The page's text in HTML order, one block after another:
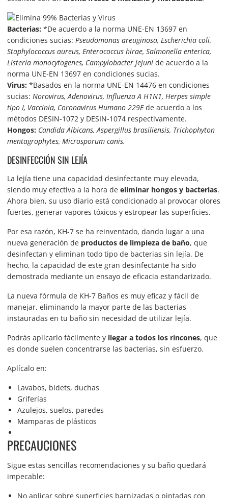
Bacterias: *De acuerdo a la norma UNE-EN 13697 en
condiciones sucias: Pseudomonas areuginosa, Escherichia coli,
Staphylococcus aureus, Enterococcus hirae, Salmonella enterica,
Listeria monocytogenes, Campylobacter jejunide acuerdo a la
norma UNE-EN 13697 en condiciones sucias.
Virus: *Basados en la norma UNE-EN 14476 en condiciones
sucias: Norovirus, Adenovirus, Influenza A H1N1, Herpes simple
tipo I, Vaccinia, Coronavirus Humano 229Ede acuerdo a los
métodos DESIN-1072 y DESIN-1074 respectivamente.
Hongos: Candida Albicans, Aspergillus brasiliensis, Trichophyton
mentagrophytes, Microsporum canis.
DESINFECCIÓN SIN LEJÍA
La lejía tiene una capacidad desinfectante muy elevada,
siendo muy efectiva a la hora de eliminar hongos y bacterias.
Ahora bien, su uso diario está condicionado al provocar olores
fuertes, generar vapores tóxicos y estropear las superficies.
Por esa razón, KH-7 se ha reinventado, dando lugar a una
nueva generación de productos de limpieza de baño, que
desinfectan y eliminan todo tipo de bacterias sin lejía. De
hecho, la capacidad de este gran desinfectante ha sido
demostrada mediante un ensayo de eficacia estandarizado.
La nueva fórmula de KH-7 Baños es muy eficaz y fácil de
manejar, eliminando la mayor parte de las bacterias
instauradas en tu baño sin necesidad de utilizar lejía.
Podrás aplicarlo fácilmente y llegar a todos los rincones, que
es donde suelen concentrarse las bacterias, sin esfuerzo.
Aplícalo en:
Lavabos, bidets, duchas
Griferías
Azulejos, suelos, paredes
Mamparas de plásticos
PRECAUCIONES
Sigue estas sencillas recomendaciones y su baño quedará
impecable:
No aplicar sobre superficies barnizadas o pintadas con